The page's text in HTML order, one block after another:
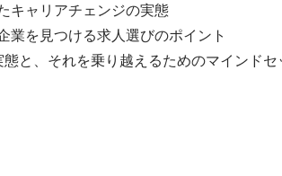
キャリアチェンジの実態
業を見つける求人選びのポイント
と、それを乗り越えるためのマインドセ